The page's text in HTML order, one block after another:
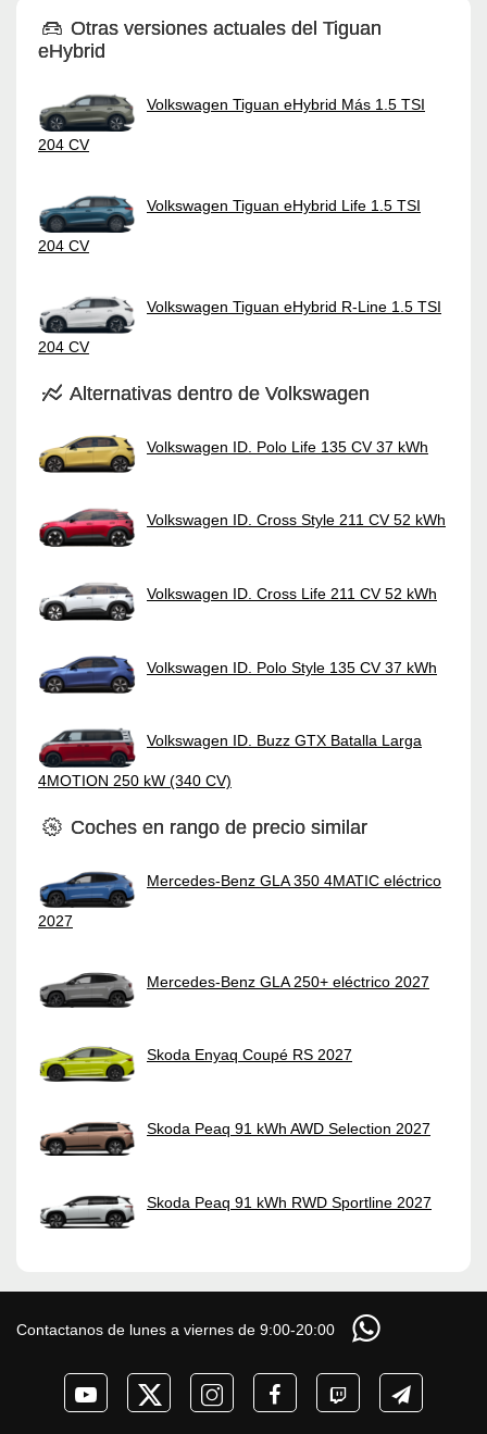
Otras versiones actuales del Tiguan
eHybrid
Volkswagen Tiguan eHybrid Más 1.5 TSI
204 CV
Volkswagen Tiguan eHybrid Life 1.5 TSI
204 CV
Volkswagen Tiguan eHybrid R-Line 1.5 TSI
204 CV
Alternativas dentro de Volkswagen
Volkswagen ID. Polo Life 135 CV 37 kWh
Volkswagen ID. Cross Style 211 CV 52 kWh
Volkswagen ID. Cross Life 211 CV 52 kWh
Volkswagen ID. Polo Style 135 CV 37 kWh
Volkswagen ID. Buzz GTX Batalla Larga
4MOTION 250 kW (340 CV)
Coches en rango de precio similar
Mercedes-Benz GLA 350 4MATIC eléctrico
2027
Mercedes-Benz GLA 250+ eléctrico 2027
Skoda Enyaq Coupé RS 2027
Skoda Peaq 91 kWh AWD Selection 2027
Skoda Peaq 91 kWh RWD Sportline 2027
Contactanos de lunes a viernes de 9:00-20:00